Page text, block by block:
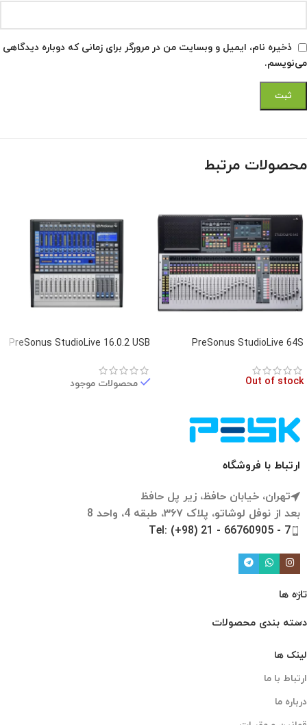
ذخیره نام، ایمیل و وبسایت من در مرورگر برای زمانی که دوباره دیدگاهی
می‌نویسم.
محصولات مرتبط
PreSonus StudioLive 64S
Out of stock
PreSonus StudioLive 16.0.2 USB
محصولات موجود
ارتباط با فروشگاه
تهران، خیابان حافظ، زیر پل حافظ
بعد از نوفل لوشاتو، پلاک ۳۶۷، طبقه 4، واحد 8
Tel: (+98) 21 - 66760905 - 7
تازه ها
دسته بندی محصولات
لینک ها
ارتباط با ما
درباره ما